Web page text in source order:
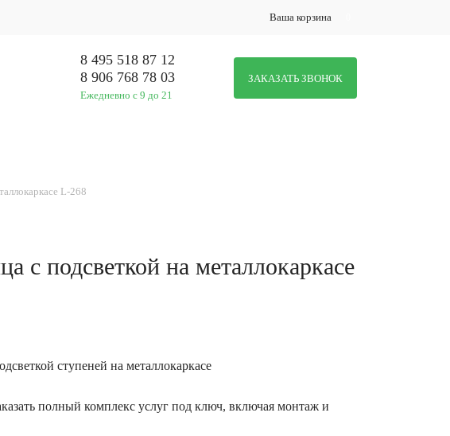
Ваша корзина
8 495 518 87 12
8 906 768 78 03
Ежедневно с 9 до 21
ЗАКАЗАТЬ ЗВОНОК
L-268
с подсветкой на металлокаркасе
ступеней на металлокаркасе
полный комплекс услуг под ключ, включая монтаж и